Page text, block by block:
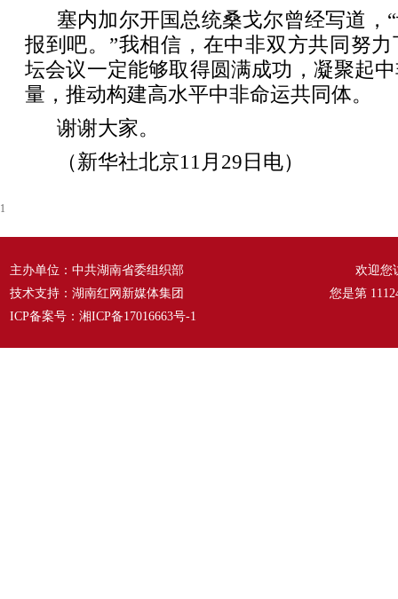
塞内加尔开国总统桑戈尔曾经写道，
报到吧。”我相信，在中非双方共同努
坛会议一定能够取得圆满成功，凝聚起
量，推动构建高水平中非命运共同体。
谢谢大家。
（新华社北京11月29日电）
1
主办单位：中共湖南省委组织部
技术支持：湖南红网新媒体集团
ICP备案号： 湘ICP备17016663号-1
欢迎您
您是第